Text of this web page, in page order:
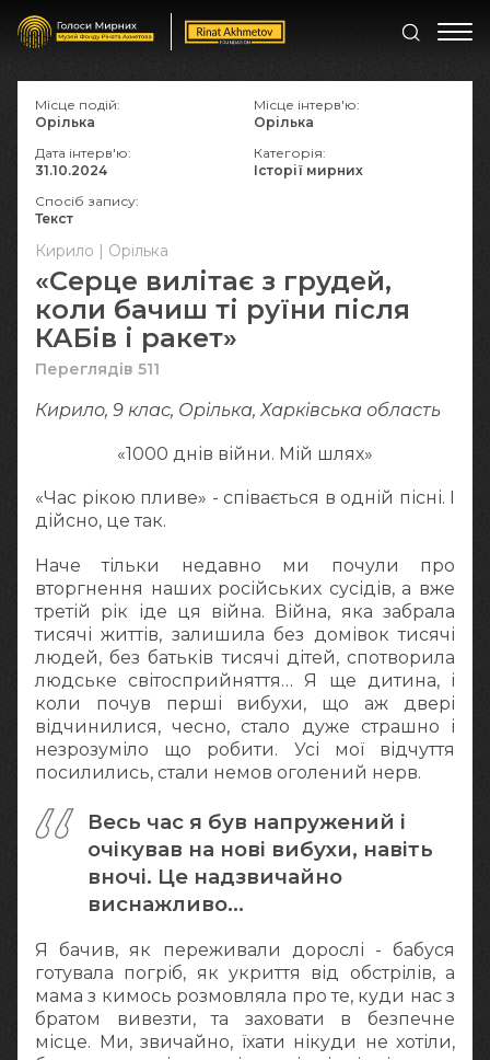
Кирило | Орілька
«Серце вилітає з грудей,
коли бачиш ті руїни після
КАБів і ракет»
Переглядів 511
Кирило, 9 клас, Орілька, Харківська область
«1000 днів війни. Мій шлях»
«Час рікою пливе» - співається в одній пісні. І
дійсно, це так.
Наче тільки недавно ми почули про
вторгнення наших російських сусідів, а вже
третій рік іде ця війна. Війна, яка забрала
тисячі життів, залишила без домівок тисячі
людей, без батьків тисячі дітей, спотворила
людське світосприйняття… Я ще дитина, і
коли почув перші вибухи, що аж двері
відчинилися, чесно, стало дуже страшно і
незрозуміло що робити. Усі мої відчуття
посилились, стали немов оголений нерв.
Весь час я був напружений і
очікував на нові вибухи, навіть
вночі. Це надзвичайно
виснажливо…
Я бачив, як переживали дорослі - бабуся
готувала погріб, як укриття від обстрілів, а
мама з кимось розмовляла про те, куди нас з
братом вивезти, та заховати в безпечне
місце. Ми, звичайно, їхати нікуди не хотіли,
Місце подій:
Орілька
Місце інтерв'ю:
Орілька
Дата інтерв'ю:
31.10.2024
Категорія:
Історії мирних
Спосіб запису:
Текст